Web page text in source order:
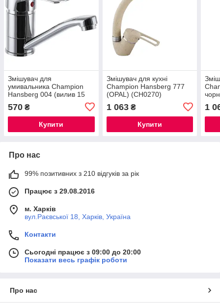
Змішувач для
умивальника Champion
Hansberg 004 (вилив 15
570 ₴
Купити
Змішувач для кухні
Champion Hansberg 777
(OPAL) (CH0270)
1 063₴
Купити
1
Про нас
99% позитивних з 210 відгуків за рік
Працює з 29.08.2016
м. Харків
вул.Раєвської 18, Харків, Україна
Контакти
Сьогодні працює з 09:00 до 20:00
Показати весь графік роботи
Про нас